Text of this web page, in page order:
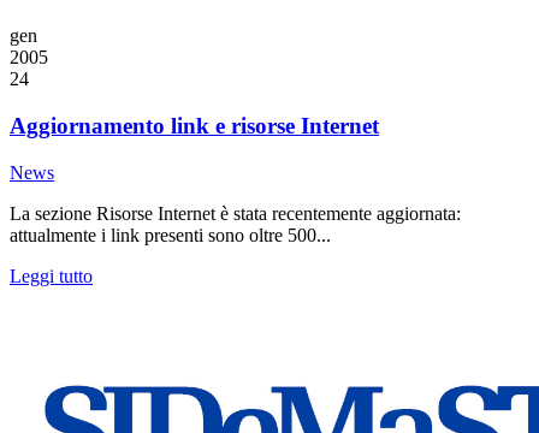
gen
2005
24
Aggiornamento link e risorse Internet
News
La sezione Risorse Internet è stata recentemente aggiornata:
attualmente i link presenti sono oltre 500...
Leggi tutto